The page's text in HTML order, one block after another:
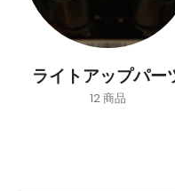
ライトアップパー
12商品